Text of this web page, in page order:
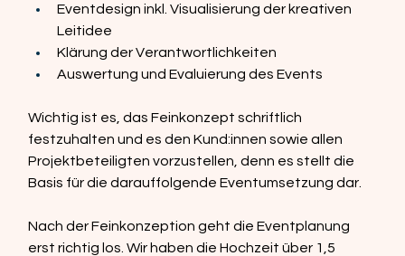
Eventdesign inkl. Visualisierung der kreativen
Leitidee
Klärung der Verantwortlichkeiten
Auswertung und Evaluierung des Events
Wichtig ist es, das Feinkonzept schriftlich
festzuhalten und es den Kund:innen sowie allen
Projektbeteiligten vorzustellen, denn es stellt die
Basis für die darauffolgende Eventumsetzung dar.
Nach der Feinkonzeption geht die Eventplanung
erst richtig los. Wir haben die Hochzeit über 1,5